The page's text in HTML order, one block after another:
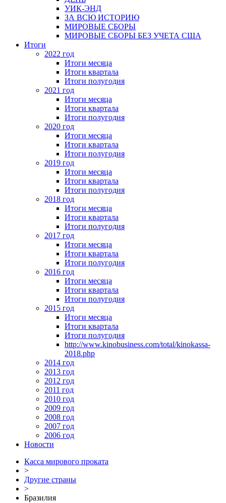
УИК-ЭНД
ЗА ВСЮ ИСТОРИЮ
МИРОВЫЕ СБОРЫ
МИРОВЫЕ СБОРЫ БЕЗ УЧЕТА США
Итоги
2022 год
Итоги месяца
Итоги квартала
Итоги полугодия
2021 год
Итоги месяца
Итоги квартала
Итоги полугодия
2020 год
Итоги месяца
Итоги квартала
Итоги полугодия
2019 год
Итоги месяца
Итоги квартала
Итоги полугодия
2018 год
Итоги месяца
Итоги квартала
Итоги полугодия
2017 год
Итоги месяца
Итоги квартала
Итоги полугодия
2016 год
Итоги месяца
Итоги квартала
Итоги полугодия
2015 год
Итоги месяца
Итоги квартала
Итоги полугодия
http://www.kinobusiness.com/total/kinokassa-
2018.php
2014 год
2013 год
2012 год
2011 год
2010 год
2009 год
2008 год
2007 год
2006 год
Новости
Касса мирового проката
>
Другие страны
>
Бразилия